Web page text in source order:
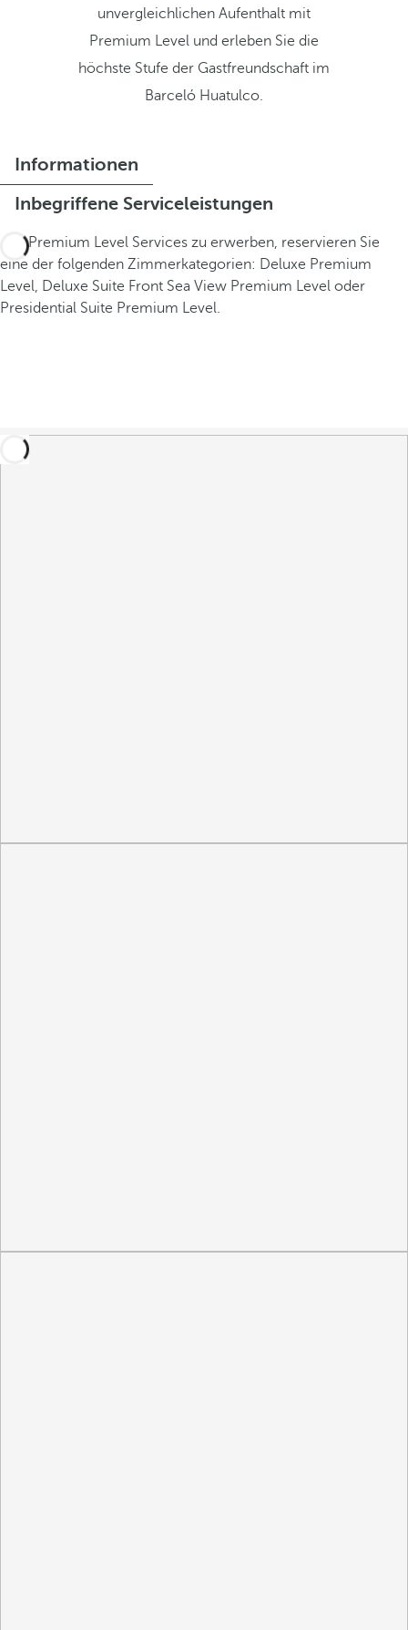
unvergleichlichen Aufenthalt mit
Premium Level und erleben Sie die
höchste Stufe der Gastfreundschaft im
Barceló Huatulco.
Informationen
Inbegriffene Serviceleistungen
Um Premium Level Services zu erwerben, reservieren Sie
eine der folgenden Zimmerkategorien: Deluxe Premium
Level, Deluxe Suite Front Sea View Premium Level oder
Presidential Suite Premium Level.